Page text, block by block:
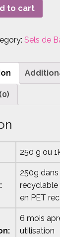
to cart
Sels de
250 g ou
250g
en PET
6 mois
utilisation